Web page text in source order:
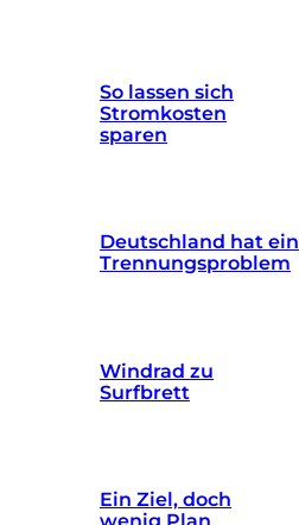
So lassen sich
Stromkosten
sparen
Deutschland hat ein
Trennungsproblem
Windrad zu
Surfbrett
Ein Ziel, doch